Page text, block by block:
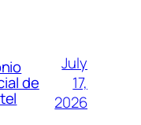
de
July
17,
2026